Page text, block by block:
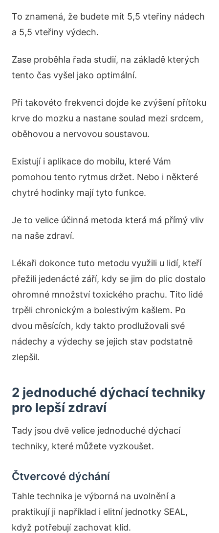
To znamená, že budete mít 5,5 vteřiny nádech
a 5,5 vteřiny výdech.
Zase proběhla řada studií, na základě kterých
tento čas vyšel jako optimální.
Při takovéto frekvenci dojde ke zvýšení přítoku
krve do mozku a nastane soulad mezi srdcem,
oběhovou a nervovou soustavou.
Existují i aplikace do mobilu, které Vám
pomohou tento rytmus držet. Nebo i některé
chytré hodinky mají tyto funkce.
Je to velice účinná metoda která má přímý vliv
na naše zdraví.
Lékaři dokonce tuto metodu využili u lidí, kteří
přežili jedenácté září, kdy se jim do plic dostalo
ohromné množství toxického prachu. Tito lidé
trpěli chronickým a bolestivým kašlem. Po
dvou měsících, kdy takto prodlužovali své
nádechy a výdechy se jejich stav podstatně
zlepšil.
2 jednoduché dýchací techniky
pro lepší zdraví
Tady jsou dvě velice jednoduché dýchací
techniky, které můžete vyzkoušet.
Čtvercové dýchání
Tahle technika je výborná na uvolnění a
praktikují ji například i elitní jednotky SEAL,
když potřebují zachovat klid.